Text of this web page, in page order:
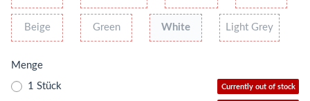
BeigeBeige GreenGreen WhiteWhite Light GreyLight
Menge
1 Stück
Currently out of stock